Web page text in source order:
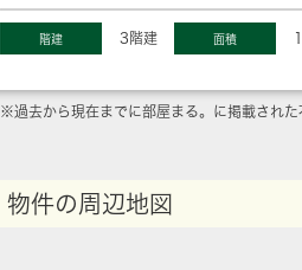
階建 3階建 面積
※過去から現在までに部屋まる。に掲載された
物件の周辺地図